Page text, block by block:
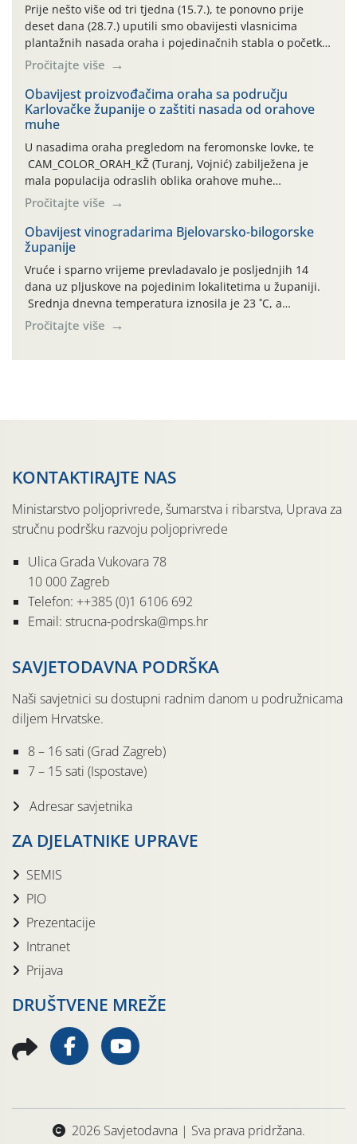
Prije nešto više od tri tjedna (15.7.), te ponovno prije
deset dana (28.7.) uputili smo obavijesti vlasnicima
plantažnih nasada oraha i pojedinačnih stabla o početku
leta i ovogodišnjoj potrebi usmjerenog suzbijanja
orahove muhe (Rhagoletis completa)! Već dvanaest dana
traje drugi ovogodišnji “toplinski udar”, koji naročito
izražen zadnja šest dana (31.7.-05.8.), jer najviše
temperature zraka svakodnevno […]
Pročitajte više
Obavijest proizvođačima oraha sa području
Karlovačke županije o zaštiti nasada od orahove
muhe
U nasadima oraha pregledom na feromonske lovke, te
CAM_COLOR_ORAH_KŽ (Turanj, Vojnić) zabilježena je
mala populacija odraslih oblika orahove muhe
(Rhagoletis completa). Niska brojnost može se objasniti
činjenicom da je riječ o mladim nasadima s vrlo malim
urodom, što je povezano i s manjim brojem prezimjelih
jedinki. U starijim nasadima, na žutim ljepljivim Rebell
pločama s […]
Pročitajte više
Obavijest vinogradarima Bjelovarsko-bilogorske
županije
Vruće i sparno vrijeme prevladavalo je posljednjih 14
dana uz pljuskove na pojedinim lokalitetima u županiji.
Srednja dnevna temperatura iznosila je 23 ˚C, a
maksimalne su posljednjih dana dosezale do 35 ˚C.
Simptome plamenjače vinove loze (Plasmoparas
Pročitajte više
KONTAKTIRAJTE NAS
Ministarstvo poljoprivrede, šumarstva i ribarstva, Uprava za
stručnu podršku razvoju poljoprivrede
Ulica Grada Vukovara 78
10 000 Zagreb
Telefon: ++385 (0)1 6106 692
Email: strucna-podrska@mps.hr
SAVJETODAVNA PODRŠKA
Naši savjetnici su dostupni radnim danom u podružnicama
diljem Hrvatske.
8 – 16 sati (Grad Zagreb)
7 – 15 sati (Ispostave)
Adresar savjetnika
ZA DJELATNIKE UPRAVE
SEMIS
PIO
Prezentacije
Intranet
Prijava
DRUŠTVENE MREŽE
2026 Savjetodavna | Sva prava pridržana.